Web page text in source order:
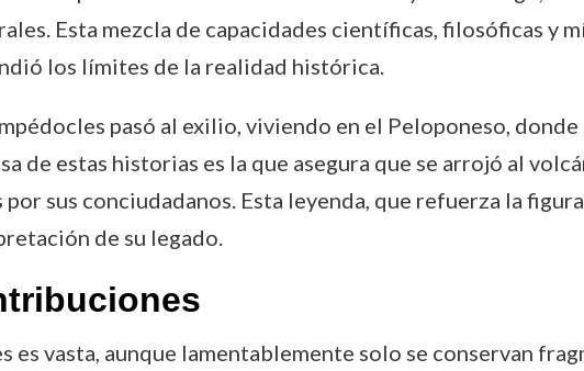
Esta mezcla de capacidades científicas, filosóficas y
los límites de la realidad histórica.
pasó al exilio, viviendo en el Peloponeso,
de estas historias es la que asegura que se arrojó al
sus conciudadanos. Esta leyenda, que refuerza la
de su legado.
es vasta, aunque lamentablemente solo se conservan